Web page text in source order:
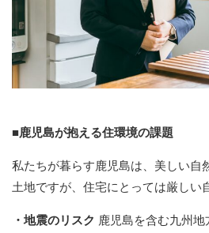
■鹿児島が抱える住環境の課題
私たちが暮らす鹿児島は、美しい自
土地ですが、住宅にとっては厳しい
・地震のリスク 鹿児島を含む九州